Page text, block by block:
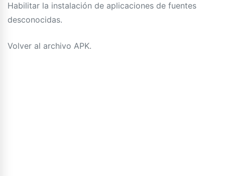
Habilitar la instalación de aplicaciones de fuentes
desconocidas.
Volver al archivo APK.